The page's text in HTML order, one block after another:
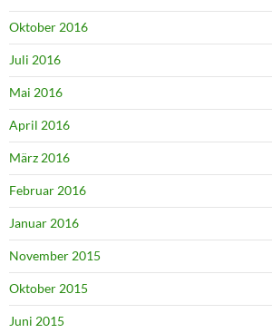
Oktober 2016
Juli 2016
Mai 2016
April 2016
März 2016
Februar 2016
Januar 2016
November 2015
Oktober 2015
Juni 2015